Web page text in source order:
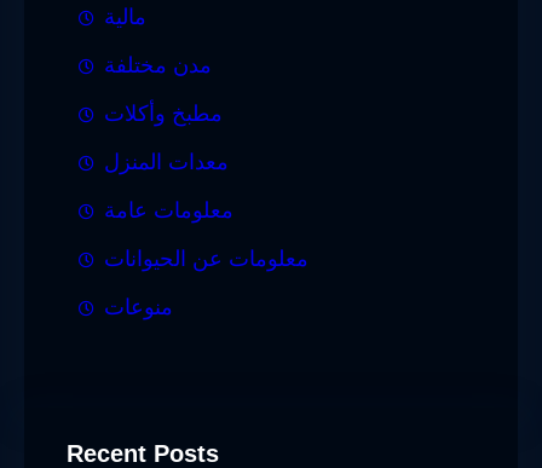
مالية
مدن مختلفة
مطبخ وأكلات
معدات المنزل
معلومات عامة
معلومات عن الحيوانات
منوعات
Recent Posts